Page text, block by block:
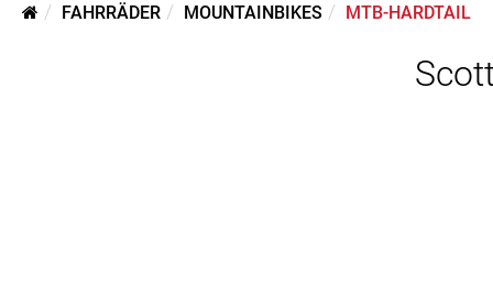
FAHRRÄDER MOUNTAINBIKES MTB-HARDTAIL